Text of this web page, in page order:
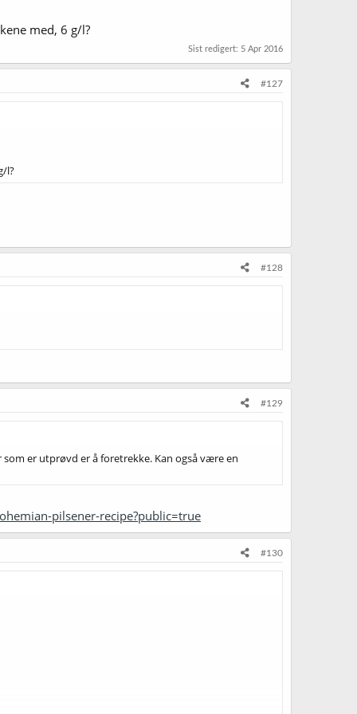
med, 6 g/l?
Sist redigert: 5 Apr 2016
#127
l?
#128
#129
er utprøvd er å foretrekke. Kan også være en
pilsener-recipe?public=true
#130